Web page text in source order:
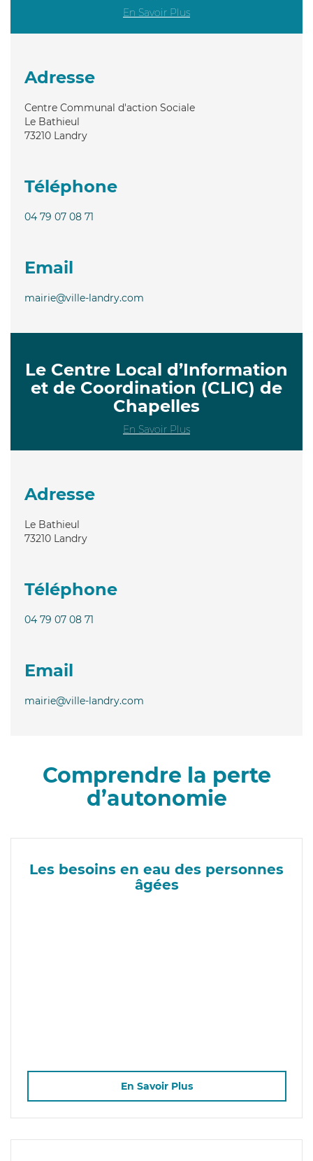
En Savoir Plus
Adresse
Centre Communal d'action Sociale
Le Bathieul
73210 Landry
Téléphone
04 79 07 08 71
Email
mairie@ville-landry.com
Le Centre Local d’Information
et de Coordination (CLIC) de
Chapelles
En Savoir Plus
Adresse
Le Bathieul
73210 Landry
Téléphone
04 79 07 08 71
Email
mairie@ville-landry.com
Comprendre la perte
d’autonomie
Les besoins en eau des personnes
âgées
En Savoir Plus